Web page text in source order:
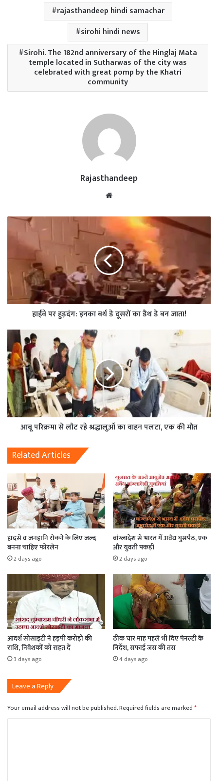
rajasthandeep hindi samachar
sirohi hindi news
Sirohi. The 182nd anniversary of the Hinglaj Mata
temple located in Sutharwas of the city was
celebrated with great pomp by the Khatri
community
Rajasthandeep
हाईवे पर हुड़दंग: इनका बर्थ डे दूसरों का डैथ डे बन जाता!
आबू परिक्रमा से लौट रहे श्रद्धालुओं का वाहन पलटा, एक की मौत
Related Articles
हादसे व जनहानि रोकने के लिए जल्द
बनना चाहिए फोरलेन
2 days ago
बांग्लादेश से भारत में अवैध घुसपैठ, एक
और युवती पकड़ी
2 days ago
आदर्श सोसाइटी ने हड़पी करोड़ों की
राशि, निवेशकों को राहत दें
3 days ago
ठीक चार माह पहले भी दिए पेनल्टी के
निर्देश, सफाई जस की तस
4 days ago
Leave a Reply
Your email address will not be published.Required fields are marked*